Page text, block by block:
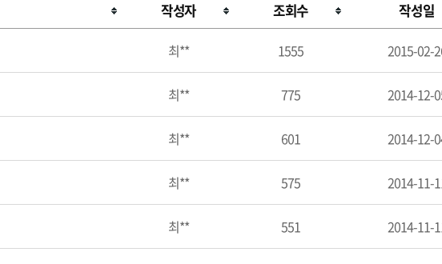
작성자 조회수 작성일
최** 1555 2015-02-
최** 775 2014-12-
최** 601 2014-12-
최** 575 2014-11-
최** 551 2014-11-